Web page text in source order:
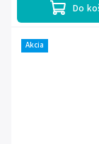
Do
Akcia